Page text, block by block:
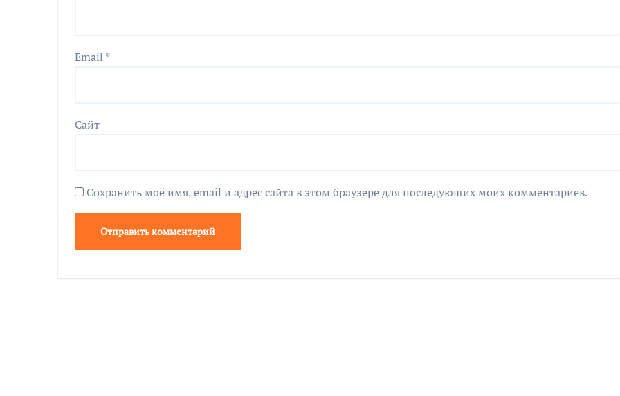
Email *
Сайт
Сохранить моё имя, email и адрес сайта в этом браузере для последующих моих комментариев.